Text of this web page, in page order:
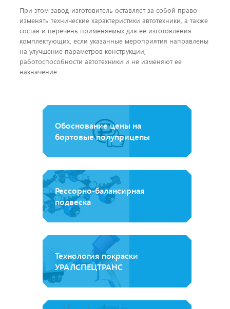
При этом завод-изготовитель оставляет за собой право
изменять технические характеристики автотехники, а также
состав и перечень применяемых для ее изготовления
комплектующих, если указанные мероприятия направлены
на улучшение параметров конструкции,
работоспособности автотехники и не изменяют ее
назначение.
Обоснование цены на
бортовые полуприцепы
Рессорно-балансирная
подвеска
Технология покраски
УРАЛСПЕЦТРАНС